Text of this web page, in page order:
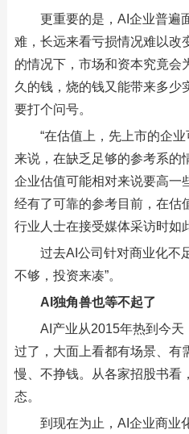
更重要的是，AI企业普遍
难，长远来看亏损情况难以改
的情况下，市场和资本究竟会
久的钱，烧的钱又能带来多少
要打个问号。
“在估值上，先上市的企
来说，在缺乏足够的参考系的
企业估值可能相对来说要高一
经有了可靠的参考目前，在估
行业人士在接受媒体采访时如
过去AI公司针对商业化不
不够，投资来凑”。
AI独角兽也等不起了
AI产业从2015年热到今
过了，大面上看都有场景、有
慢、不挣钱。从各家招股书看
态。
到现在为止，AI企业商业